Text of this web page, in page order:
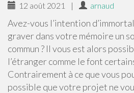
12 août 2021 | arnaud
Avez-vous l’intention
graver dans votre mémoire un
commun ? Il vous est alors
l’étranger comme le font
Contrairement à ce que vous
possible que votre projet ne